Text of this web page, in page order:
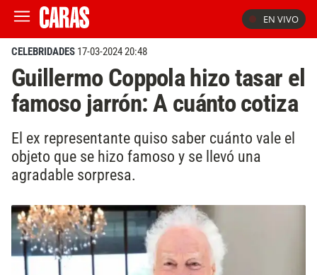
EN VIVO
CELEBRIDADES 17-03-2024 20:48
Guillermo Coppola hizo tasar el
famoso jarrón: A cuánto cotiza
El ex representante quiso saber cuánto vale el
objeto que se hizo famoso y se llevó una
agradable sorpresa.